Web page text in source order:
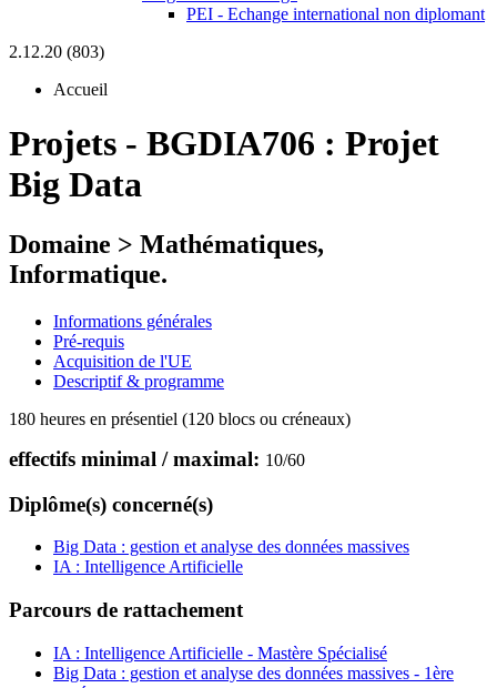
PEI - Echange international non diplomant
2.12.20 (803)
Accueil
Projets - BGDIA706 : Projet
Big Data
Domaine > Mathématiques,
Informatique.
Informations générales
Pré-requis
Acquisition de l'UE
Descriptif & programme
180 heures en présentiel (120 blocs ou créneaux)
effectifs minimal / maximal: 10/60
Diplôme(s) concerné(s)
Big Data : gestion et analyse des données massives
IA : Intelligence Artificielle
Parcours de rattachement
IA : Intelligence Artificielle - Mastère Spécialisé
Big Data : gestion et analyse des données massives - 1ère